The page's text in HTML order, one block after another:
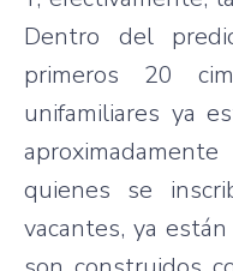
Dentro del
primeros 20
unifamiliares ya
quienes se
vacantes, ya